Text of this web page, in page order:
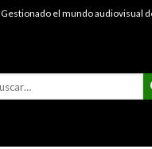
Gestionado el mundo audiovisual